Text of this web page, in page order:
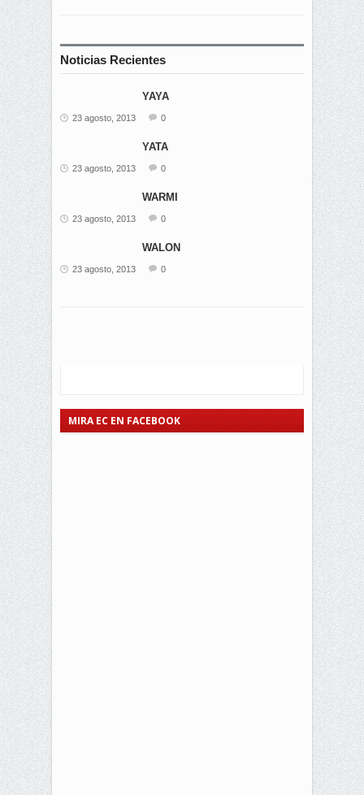
Noticias Recientes
YAYA
23 agosto, 2013 0
YATA
23 agosto, 2013 0
WARMI
23 agosto, 2013 0
WALON
23 agosto, 2013 0
MIRA EC EN FACEBOOK